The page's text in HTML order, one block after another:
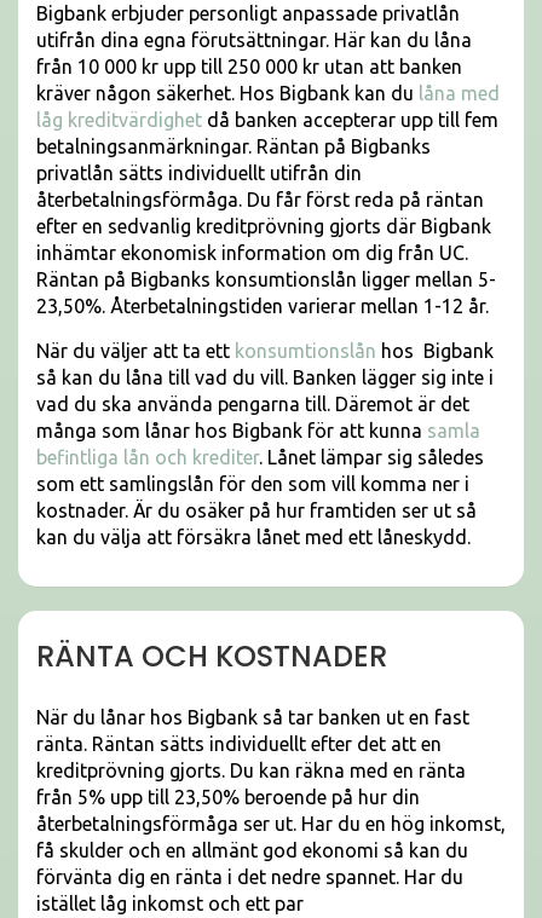
Bigbank erbjuder personligt anpassade privatlån
utifrån dina egna förutsättningar. Här kan du låna
från 10 000 kr upp till 250 000 kr utan att banken
kräver någon säkerhet. Hos Bigbank kan du låna med
låg kreditvärdighet då banken accepterar upp till fem
betalningsanmärkningar. Räntan på Bigbanks
privatlån sätts individuellt utifrån din
återbetalningsförmåga. Du får först reda på räntan
efter en sedvanlig kreditprövning gjorts där Bigbank
inhämtar ekonomisk information om dig från UC.
Räntan på Bigbanks konsumtionslån ligger mellan 5-
23,50%. Återbetalningstiden varierar mellan 1-12 år.
När du väljer att ta ett konsumtionslån hos Bigbank
så kan du låna till vad du vill. Banken lägger sig inte i
vad du ska använda pengarna till. Däremot är det
många som lånar hos Bigbank för att kunna samla
befintliga lån och krediter. Lånet lämpar sig således
som ett samlingslån för den som vill komma ner i
kostnader. Är du osäker på hur framtiden ser ut så
kan du välja att försäkra lånet med ett låneskydd.
RÄNTA OCH KOSTNADER
När du lånar hos Bigbank så tar banken ut en fast
ränta. Räntan sätts individuellt efter det att en
kreditprövning gjorts. Du kan räkna med en ränta
från 5% upp till 23,50% beroende på hur din
återbetalningsförmåga ser ut. Har du en hög inkomst,
få skulder och en allmänt god ekonomi så kan du
förvänta dig en ränta i det nedre spannet. Har du
istället låg inkomst och ett par